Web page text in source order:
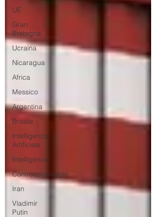
UE
Gran
Bretagna
Ucraina
Nicaragua
Africa
Messico
Argentina
Brasile
Intelligenza
Artificiale
Intelligence
Controspionaggio
Iran
Vladimir
Putin